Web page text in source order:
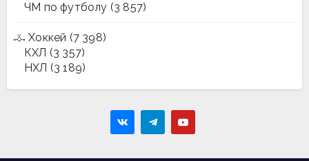
ЧМ по футболу (3 857)
Хоккей (7 398)
КХЛ (3 357)
НХЛ (3 189)